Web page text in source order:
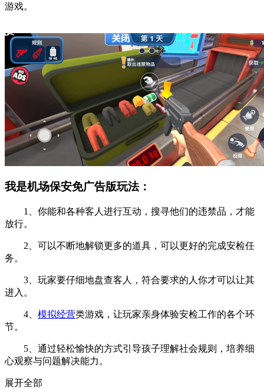
游戏。
我是机场保安免广告版玩法：
1、你能和各种客人进行互动，搜寻他们的违禁品，才能
放行。
2、可以不断地解锁更多的道具，可以更好的完成安检任
务。
3、玩家要仔细地盘查客人，符合要求的人你才可以让其
进入。
4、 模拟经营类游戏，让玩家亲身体验安检工作的各个环
节。
5、通过轻松愉快的方式引导孩子理解社会规则，培养细
心观察与问题解决能力。
展开全部